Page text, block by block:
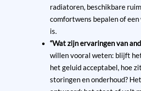
radiatoren, beschikbare
comfortwens bepalen of
is.
“Wat zijn ervaringen van
willen vooral weten: blijft
het geluid acceptabel, hoe
storingen en onderhoud?